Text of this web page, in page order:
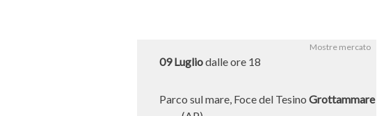
Mostre mercato
09 Lugliodalle ore 18
Parco sul mare, Foce del Tesino Grottammare